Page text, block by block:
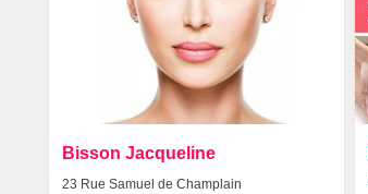
Bisson Jacqueline
23 Rue Samuel de Champlain